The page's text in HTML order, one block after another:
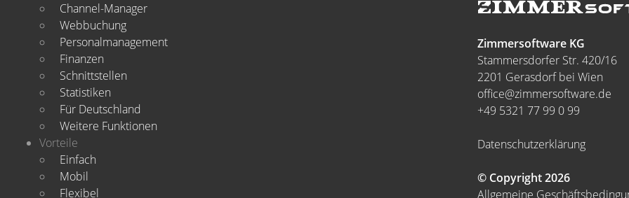
Channel-Manager
Webbuchung
Personalmanagement
Finanzen
Schnittstellen
Statistiken
Für Deutschland
Weitere Funktionen
Vorteile
Einfach
Mobil
Flexibel
Zimmersoftware KG
Stammersdorfer Str. 420/16
2201 Gerasdorf bei Wien
office@zimmersoftware.de
+49 5321 77 99 0 99
Datenschutzerklärung
© Copyright 2026
Allgemeine